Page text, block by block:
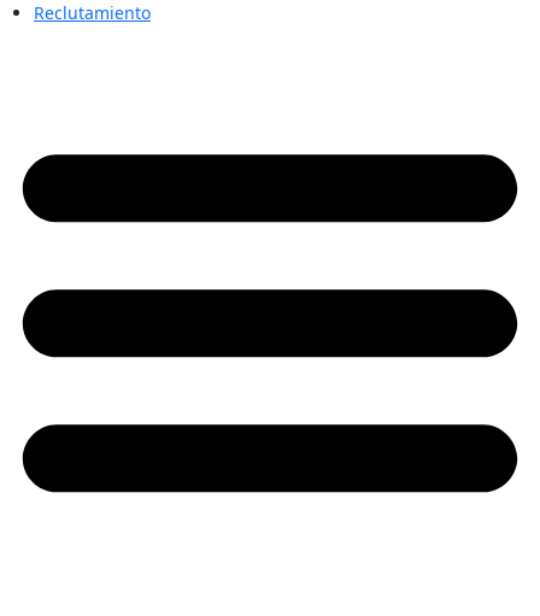
Reclutamiento